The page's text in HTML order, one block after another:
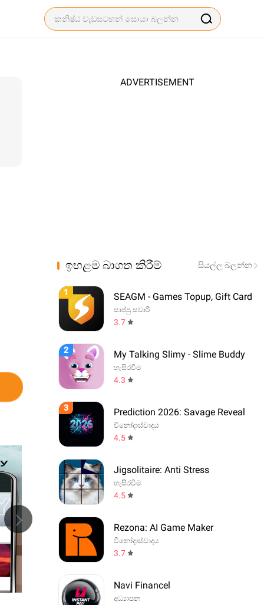
ADVERTISEMENT
ඉහළම බාගත කිරීම් සියල්ල බලන්න
1 SEAGM - Games Topup, Gift Card
සාප්පු සවාරි
3.7
2 My Talking Slimy - Slime Buddy
හැසිරවීම
4.3
3 Prediction 2026: Savage Reveal
විනෝදාස්වාදය
4.5
Jigsolitaire: Anti Stress
හැසිරවීම
4.5
Rezona: AI Game Maker
විනෝදාස්වාදය
3.7
Navi Financel
අධ්‍යාපන